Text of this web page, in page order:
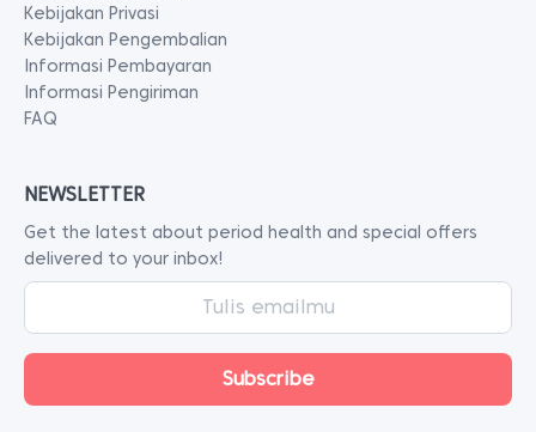
Kebijakan Privasi
Kebijakan Pengembalian
Informasi Pembayaran
Informasi Pengiriman
FAQ
NEWSLETTER
Get the latest about period health and special offers
delivered to your inbox!